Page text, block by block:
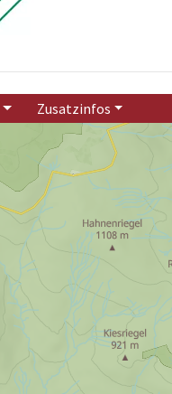
Zusatzinfos